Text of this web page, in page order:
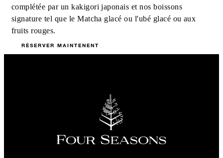
complétée par un kakigori japonais et nos boissons
signature tel que le Matcha glacé ou l'ubé glacé ou aux
fruits rouges.
RÈSERVER MAINTENENT